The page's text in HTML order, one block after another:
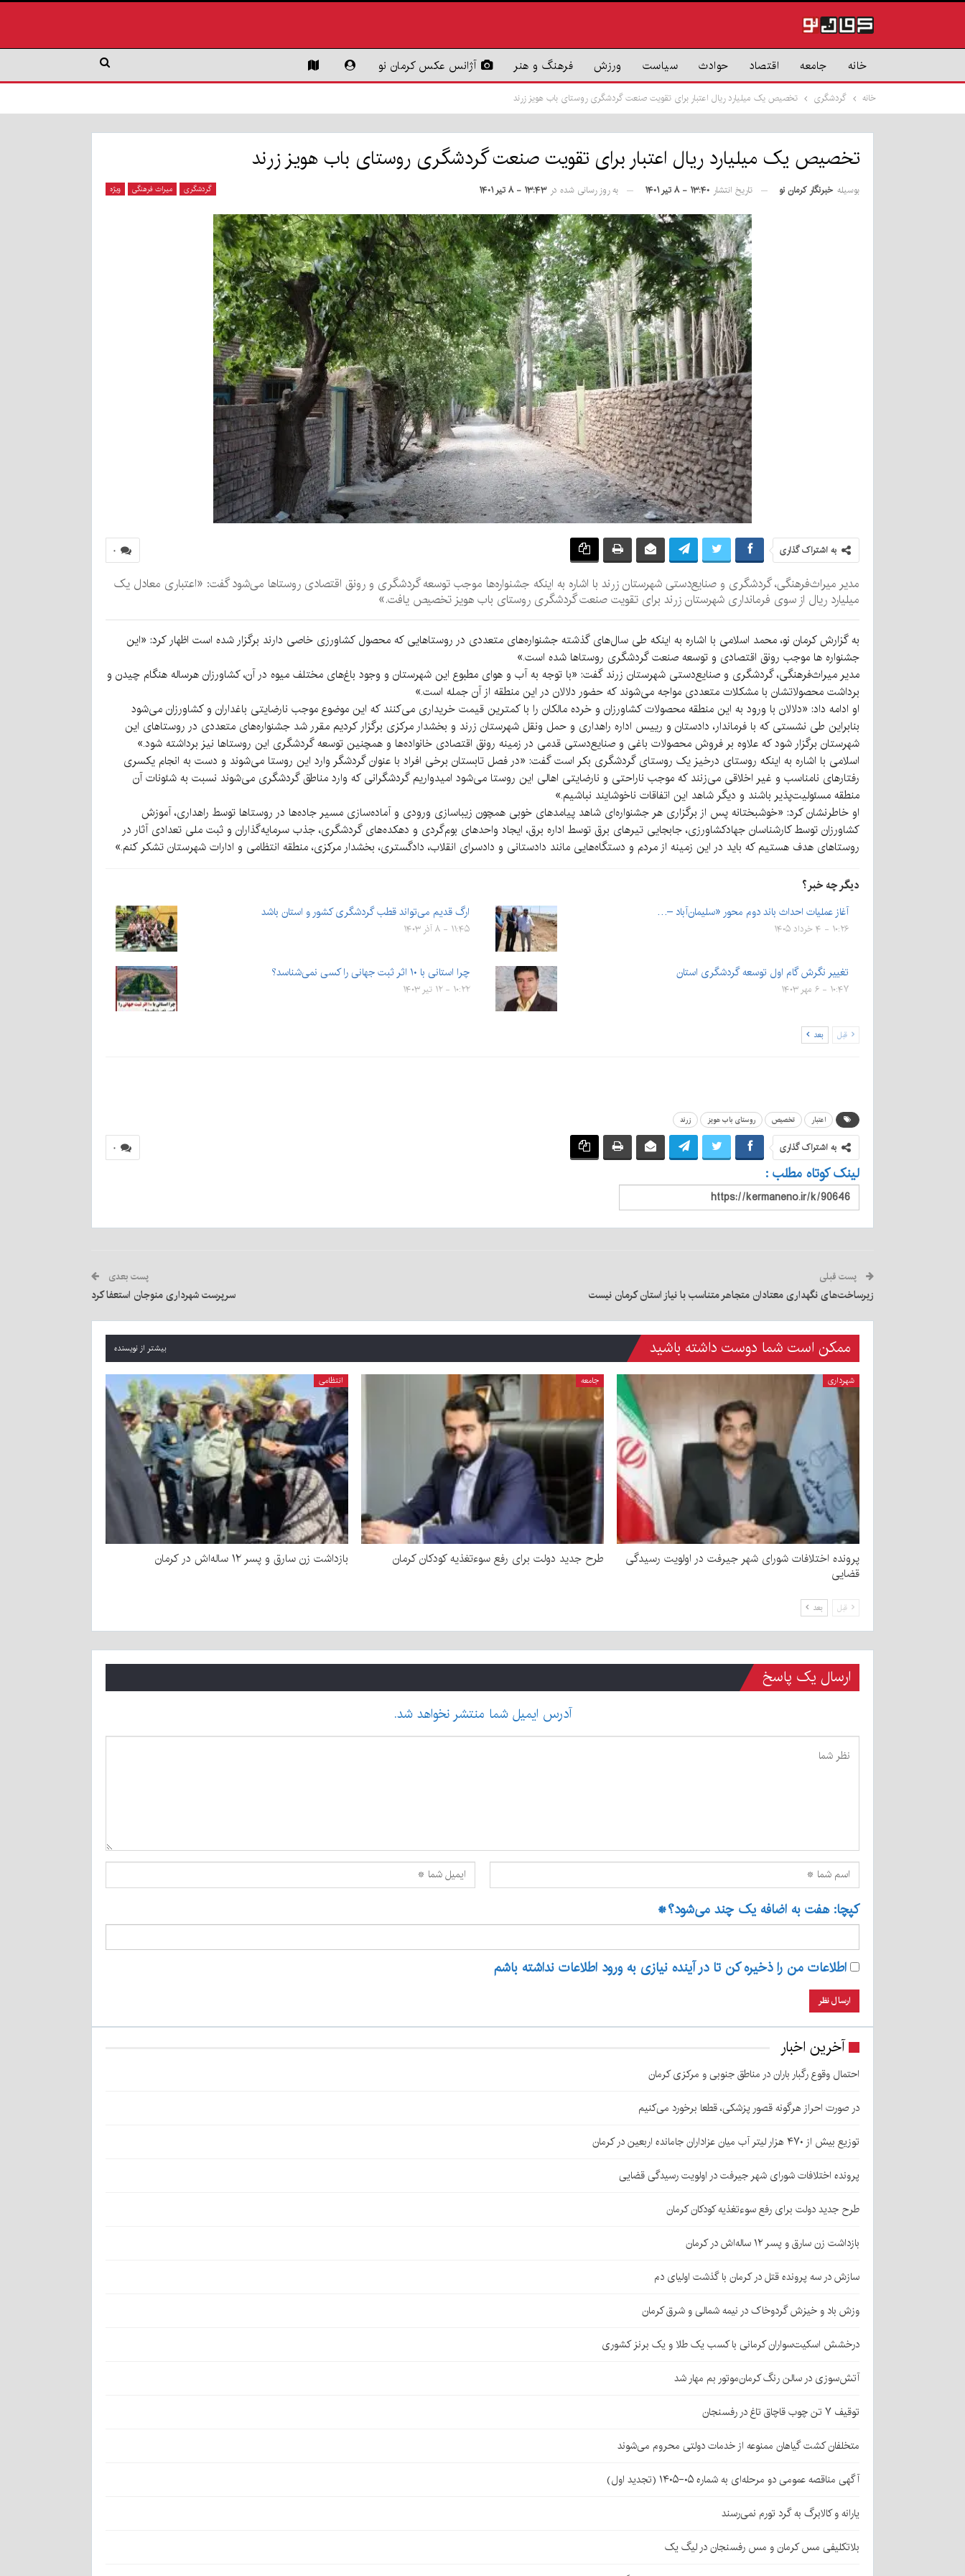
خانه جامعه اقتصاد حوادث سیاست ورزش فرهنگ و هنر آژانس عکس کرمان نو
خانه گردشگری تخصیص یک میلیارد ریال اعتبار برای تقویت صنعت گردشگری روستای باب‌ هویز زرند
تخصیص یک میلیارد ریال اعتبار برای تقویت صنعت گردشگری روستای باب‌ هویز زرند
گردشگری میراث فرهنگی ویژه بوسیله خبرنگار کرمان نو تاریخ انتشار ۱۳:۴۰ - ۸ تیر ۱۴۰۱ به روز رسانی شده در ۱۳:۴۳ - ۸ تیر ۱۴۰۱
۰ به اشتراک گذاری
مدیر میراث‌فرهنگی، گردشگری و صنایع‌دستی شهرستان زرند با اشاره به اینکه جشنواره‌ها موجب توسعه گردشگری و رونق اقتصادی روستاها می‌شود گفت: «اعتباری معادل یک
میلیارد ریال از سوی فرمانداری شهرستان زرند برای تقویت صنعت گردشگری روستای باب‌ هویز تخصیص یافت.»
به گزارش کرمان نو، محمد اسلامی با اشاره به اینکه طی سال‌های گذشته جشنواره‌های متعددی در روستاهایی که محصول کشاورزی خاصی دارند برگزار شده است اظهار کرد: «این
جشنواره ها موجب رونق اقتصادی و توسعه صنعت گردشگری روستاها شده است.»
مدیر میراث‌فرهنگی، گردشگری و صنایع‌دستی شهرستان زرند گفت: «با توجه به آب و هوای مطبوع این شهرستان و وجود باغ‌های مختلف میوه در آن، کشاورزان هرساله هنگام چیدن و
برداشت محصولاتشان با مشکلات متعددی مواجه می‌شوند که حضور دلالان در این منطقه از آن جمله است.»
او ادامه داد: «دلالان با ورود به این منطقه محصولات کشاورزان و خرده مالکان را با کمترین قیمت خریداری می‌کنند که این موضوع موجب نارضایتی باغداران و کشاورزان می‌شود
بنابراین طی نشستی که با فرماندار، دادستان و رییس اداره راهداری و حمل ونقل شهرستان زرند و بخشدار مرکزی برگزار کردیم مقرر شد جشنواره‌های متعددی در روستاهای این
شهرستان برگزار شود که علاوه بر فروش محصولات باغی و صنایع‌دستی قدمی در زمینه رونق اقتصادی خانواده‌ها و همچنین توسعه گردشگری این روستاها نیز برداشته شود.»
اسلامی با اشاره به اینکه روستای درخیز یک روستای گردشگری بکر است گفت: «در فصل تابستان برخی افراد با عنوان گردشگر وارد این روستا می‌شوند و دست به انجام یکسری
رفتارهای نامناسب و غیر اخلاقی می‌زنند که موجب ناراحتی و نارضایتی اهالی این روستا می‌شود امیدواریم گردشگرانی که وارد مناطق گردشگری می‌شوند نسبت به شئونات آن
منطقه مسئولیت‌پذیر باشند و دیگر شاهد این اتفاقات ناخوشایند نباشیم.»
او خاطرنشان کرد: «خوشبختانه پس از برگزاری هر جشنواره‌ای شاهد پیامدهای خوبی همچون زیباسازی ورودی و آماده‌سازی مسیر جاده‌‌ها در روستاها توسط راهداری، آموزش
کشاورزان توسط کارشناسان جهادکشاورزی، جابجایی تیرهای برق توسط اداره برق، ایجاد واحدهای بوم‌گردی و دهکده‌های گردشگری، جذب سرمایه‌گذاران و ثبت ملی تعدادی آثار در
روستاهای هدف هستیم که باید در این زمینه از مردم و دستگاه‌هایی مانند دادستانی و دادسرای انقلاب، دادگستری، بخشدار مرکزی، منطقه انتظامی و ادارات شهرستان تشکر کنم.»
دیگر چه خبر؟
آغاز عملیات احداث باند دوم محور «سلیمان‌آباد –…
۱۰:۲۶ - ۴ خرداد ۱۴۰۵
ارگ قدیم می‌تواند قطب گردشگری کشور و استان باشد
۱۱:۴۵ - ۸ آذر ۱۴۰۳
تغییر نگرش گام اول توسعه گردشگری استان
۱۰:۴۷ - ۶ مهر ۱۴۰۳
چرا استانی با ۱۰ اثر ثبت جهانی را کسی نمی‌شناسد؟
۱۰:۲۲ - ۱۲ تیر ۱۴۰۳
قبل بعد
اعتبار تخصیص روستای باب هویز زرند
۰ به اشتراک گذاری
لینک کوتاه مطلب :
پست قبلی
زیرساخت‌های نگهداری معتادان متجاهر متناسب با نیاز استان کرمان نیست
پست بعدی
سرپرست شهرداری منوجان استعفا کرد
ممکن است شما دوست داشته باشید بیشتر از نویسنده
شهرداری
پرونده اختلافات شورای شهر جیرفت در اولویت رسیدگی
قضایی
جامعه
طرح جدید دولت برای رفع سوءتغذیه کودکان کرمان
انتظامی
بازداشت زن سارق و پسر ۱۲ ساله‌اش در کرمان
قبل بعد
ارسال یک پاسخ
آدرس ایمیل شما منتشر نخواهد شد.
کپچا: هفت به اضافه یک چند می‌شود؟*
اطلاعات من را ذخیره کن تا در آینده نیازی به ورود اطلاعات نداشته باشم
آخرین اخبار
احتمال وقوع رگبار باران در مناطق جنوبی و مرکزی کرمان
در صورت احراز هرگونه قصور پزشکی، قطعا برخورد می‌کنیم
توزیع بیش از ۴۷۰ هزار لیتر آب میان عزاداران جامانده اربعین در کرمان
پرونده اختلافات شورای شهر جیرفت در اولویت رسیدگی قضایی
طرح جدید دولت برای رفع سوءتغذیه کودکان کرمان
بازداشت زن سارق و پسر ۱۲ ساله‌اش در کرمان
سازش در سه پرونده قتل در کرمان با گذشت اولیای دم
وزش باد و خیزش گردوخاک در نیمه شمالی و شرق کرمان
درخشش اسکیت‌سواران کرمانی با کسب یک طلا و یک برنز کشوری
آتش‌سوزی در سالن رنگ کرمان‌موتور بم مهار شد
توقیف ۷ تن چوب قاچاق تاغ در رفسنجان
متخلفان کشت گیاهان ممنوعه از خدمات دولتی محروم می‌شوند
آگهی مناقصه عمومی دو مرحله‌ای به شماره ۰۵-۱۴۰۵ (تجدید اول)
یارانه و کالابرگ به گرد تورم نمی‌رسند
بلاتکلیفی مس کرمان و مس رفسنجان در لیگ یک